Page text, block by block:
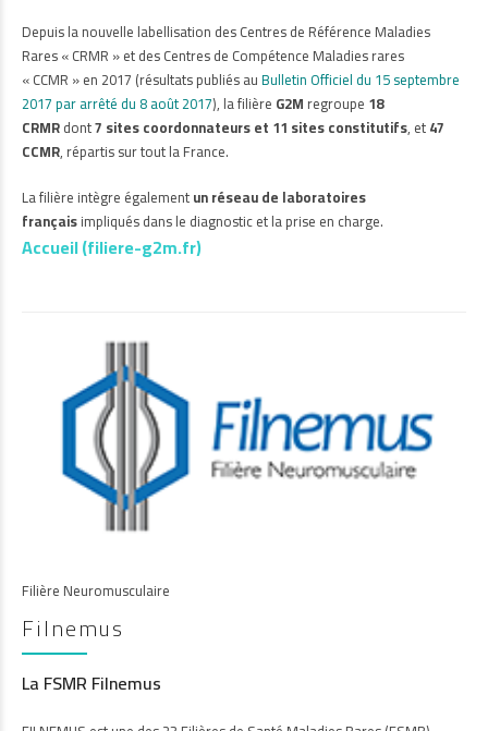
Depuis la nouvelle labellisation des Centres de Référence Maladies
Rares « CRMR » et des Centres de Compétence Maladies rares
« CCMR » en 2017 (résultats publiés auBulletin Officiel du 15 septembre
2017 par arrêté du 8 août 2017), la filière G2M regroupe 18
CRMRdont7 sites coordonnateurs et 11 sites constitutifs, et47
CCMR, répartis sur tout la France.
La filière intègre égalementun réseau de laboratoires
françaisimpliqués dans le diagnostic et la prise en charge.
Accueil (filiere-g2m.fr)
Filière Neuromusculaire
Filnemus
La FSMR Filnemus